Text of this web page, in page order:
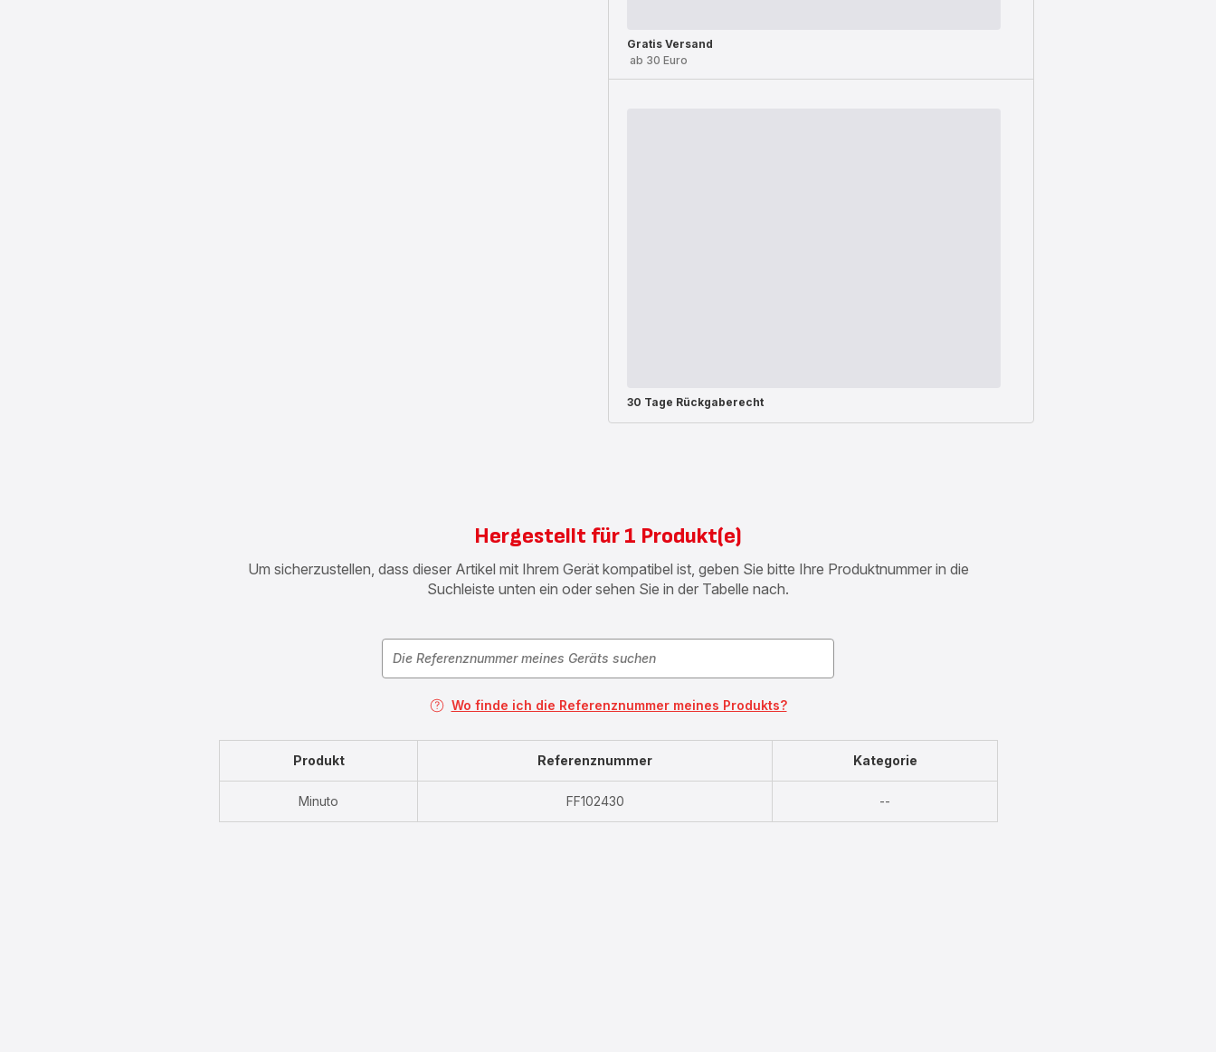
Gratis Versand
ab 30 Euro
30 Tage Rückgaberecht
Hergestellt für 1 Produkt(e)
Um sicherzustellen, dass dieser Artikel mit Ihrem Gerät kompatibel ist, geben Sie bitte Ihre Produktnummer in die
Suchleiste unten ein oder sehen Sie in der Tabelle nach.
Wo finde ich die Referenznummer meines Produkts?
Produkt Referenznummer Kategorie
Minuto FF102430 --
verfügbar